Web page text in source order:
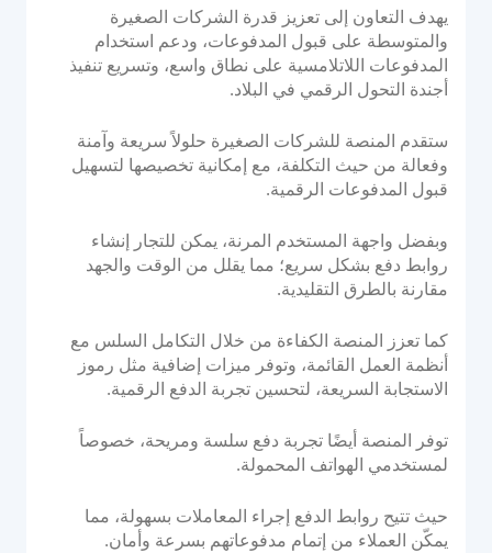
المطورون
الوثائق والإرشادات
تكاملات واجهة برمجة التطبيقات
تكاملات حزمة تطوير البرامج
منتدى المجموعة
القوة
الشراكات
مدونة PayTabs
الوظائف
يهدف التعاون إلى تعزيز قدرة الشركات الصغيرة
والمتوسطة على قبول المدفوعات، ودعم استخدام
المدفوعات اللاتلامسية على نطاق واسع، وتسريع تنفيذ
أجندة التحول الرقمي في البلاد.
ستقدم المنصة للشركات الصغيرة حلولاً سريعة وآمنة
وفعالة من حيث التكلفة، مع إمكانية تخصيصها لتسهيل
قبول المدفوعات الرقمية.
وبفضل واجهة المستخدم المرنة، يمكن للتجار إنشاء
روابط دفع بشكل سريع؛ مما يقلل من الوقت والجهد
مقارنة بالطرق التقليدية.
كما تعزز المنصة الكفاءة من خلال التكامل السلس مع
أنظمة العمل القائمة، وتوفر ميزات إضافية مثل رموز
الاستجابة السريعة، لتحسين تجربة الدفع الرقمية.
توفر المنصة أيضًا تجربة دفع سلسة ومريحة، خصوصاً
لمستخدمي الهواتف المحمولة.
حيث تتيح روابط الدفع إجراء المعاملات بسهولة، مما
يمكّن العملاء من إتمام مدفوعاتهم بسرعة وأمان.